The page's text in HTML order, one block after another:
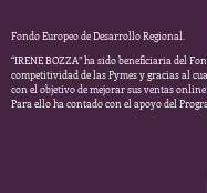
Fondo Europeo de Desarrollo
“IRENE BOZZA” ha sido beneficiaria del
competitividad de las Pymes y gracias al
con el objetivo de mejorar sus ventas
Para ello ha contado con el apoyo del